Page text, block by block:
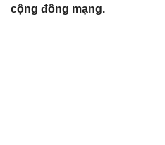
cộng đồng mạng.